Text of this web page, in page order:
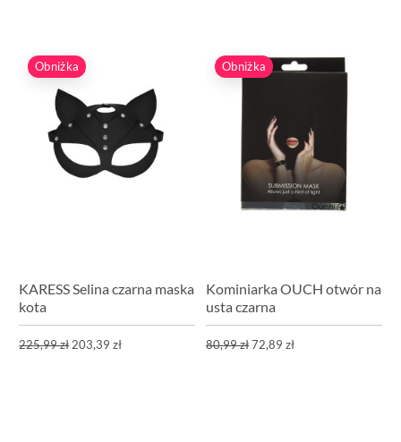
Obniżka
KARESS Selina czarna maska
kota
225,99 zł 203,39 zł
Obniżka
Kominiarka OUCH otwór na
usta czarna
80,99 zł72,89 zł